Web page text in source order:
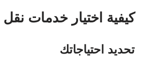
كيفية اختيار خدمات
تحديد احتياجاتك